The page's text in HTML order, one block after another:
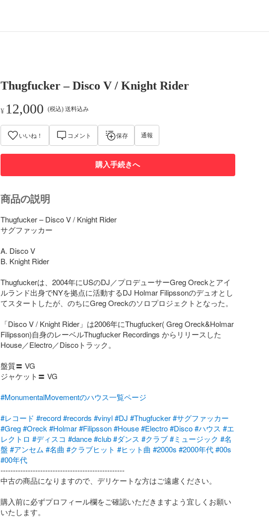
Thugfucker – Disco V / Knight Rider
¥ 12,000 (税込) 送料込み
いいね！ コメント 保存 通報
購入手続きへ
商品の説明
Thugfucker – Disco V / Knight Rider
サグファッカー
A. Disco V
B. Knight Rider
Thugfuckerは、2004年にUSのDJ／プロデューサーGreg Oreckとアイ
ルランド出身でNYを拠点に活動するDJ Holmar Filipssonのデュオとし
てスタートしたが、のちにGreg Oreckのソロプロジェクトとなった。
「Disco V / Knight Rider」は2006年にThugfucker( Greg Oreck&Holmar
Filipsson)自身のレーベルThugfucker Recordings からリリースした
House／Electro／Discoトラック。
盤質〓 VG
ジャケット〓 VG
#MonumentalMovementのハウス一覧ページ
#レコード #record #records #vinyl #DJ #Thugfucker #サグファッカー
#Greg #Oreck #Holmar #Filipsson #House #Electro #Disco #ハウス #エ
レクトロ #ディスコ #dance #club #ダンス #クラブ #ミュージック #名
盤 #アンセム #名曲 #クラブヒット #ヒット曲 #2000s #2000年代 #00s
#00年代
--------------------------------------------------
中古の商品になりますので、デリケートな方はご遠慮ください。
購入前に必ずプロフィール欄をご確認いただきますよう宜しくお願い
いたします。